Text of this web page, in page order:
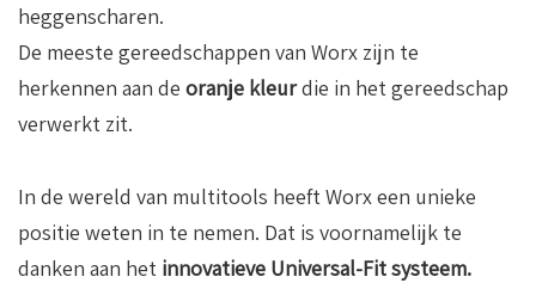
heggenscharen.
De meeste gereedschappen van Worx zijn te
herkennen aan de oranje kleurdie in het gereedschap
verwerkt zit.
In de wereld van multitools heeft Worx een unieke
positie weten in te nemen. Dat is voornamelijk te
danken aan het innovatieve Universal-Fit systeem.